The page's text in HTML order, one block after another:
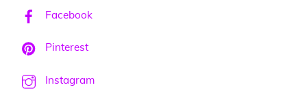
Facebook
Pinterest
Instagram